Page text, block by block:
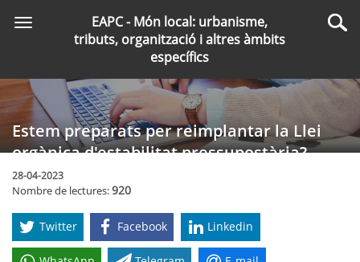
Toggle
navigation
EAPC - Món local: urbanisme,
tributs, organització i altres àmbits
específics
Estem preparats per reimplantar la Llei
orgànica d'estabilitat pressupostària?
28-04-2023
Nombre de lectures:920
Twitter Facebook Linkedin